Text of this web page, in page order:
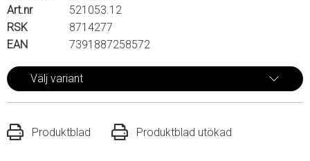
Art.nr
521053.12
RSK
8714277
EAN
7391887258572
Välj variant
Produktblad Produktblad utökad